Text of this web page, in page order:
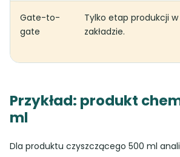
Gate-to-
gate
Tylko etap produkcji
zakładzie.
Przykład: produkt
ml
Dla produktu czyszczącego 500 ml